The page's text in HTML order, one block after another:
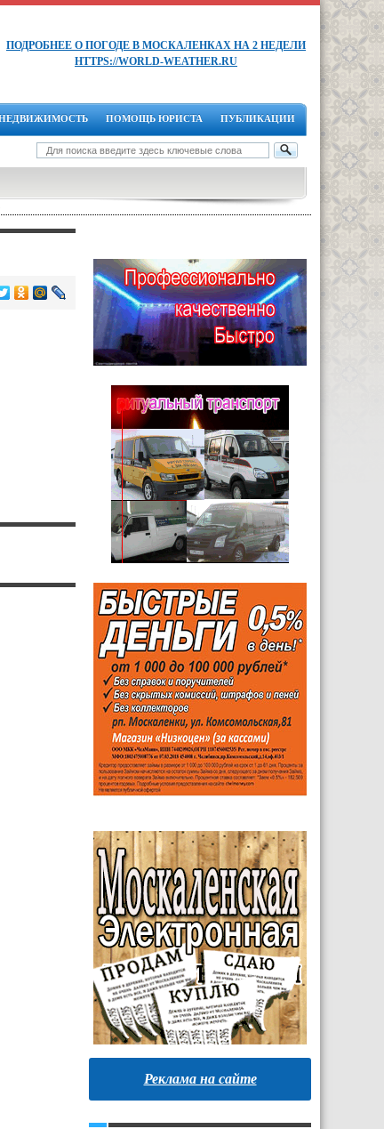
ПОДРОБНЕЕ О ПОГОДЕ В МОСКАЛЕНКАХ НА 2 НЕДЕЛИ
HTTPS://WORLD-WEATHER.RU
ПОМОЩЬ ЮРИСТА ПУБЛИКАЦИИ
Реклама на сайте